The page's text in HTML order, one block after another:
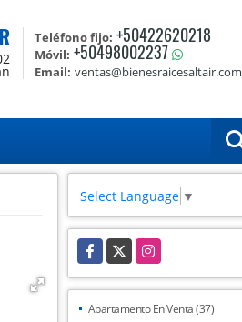
Teléfono fijo: +50422620218
Móvil: +50498002237
Email: ventas@bienesraicesaltair.com
Select Language ▼
Facebook
X Instagram
Apartamento En Venta (37)